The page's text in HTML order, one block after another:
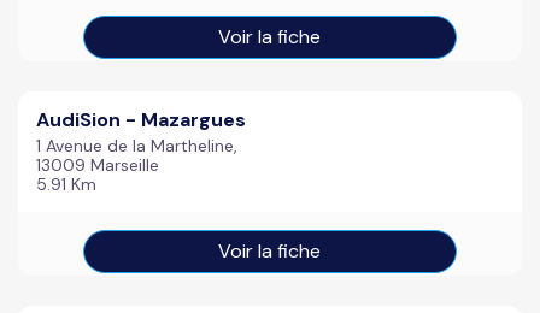
Voir la fiche
AudiSion - Mazargues
1 Avenue de la Martheline,
13009 Marseille
5.91 Km
Voir la fiche